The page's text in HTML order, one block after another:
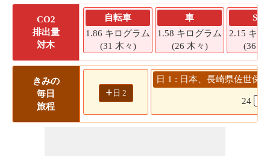
CO2
排出量
対木
自転車
1.86 キログラム
(31 木々)
車
1.58 キログラム
(26 木々)
SUV
2.15 キロ
(36 木
きみの
毎日
旅程
+ 日 2
日 1 : 日本、長崎県佐世保
24